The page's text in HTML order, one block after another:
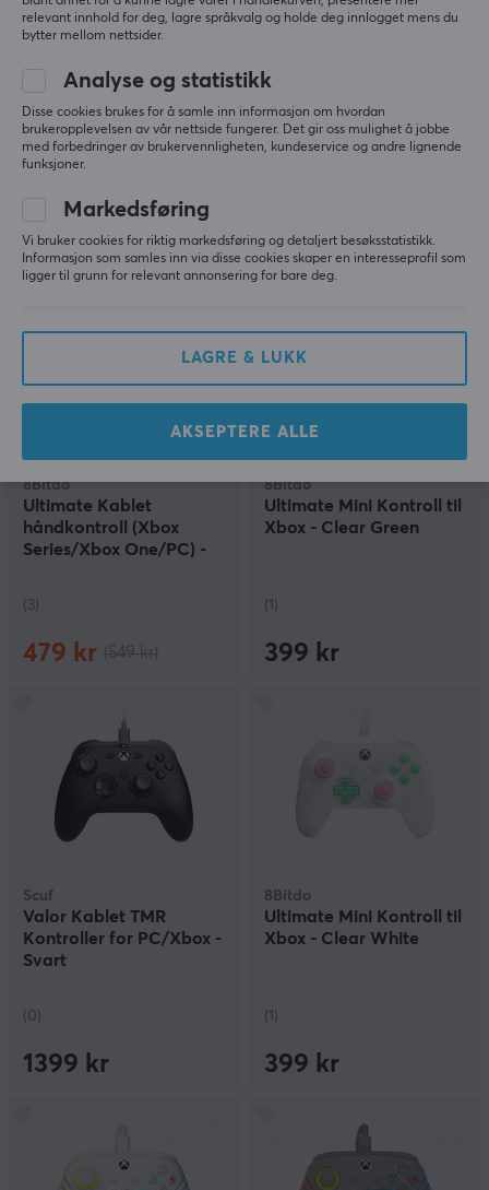
Turtle Beach
Victrix Pro BFG
Reloaded Håndkontroll -
Svart (PC/Xbox)
1899 kr (2290 kr)
GameSir
Kontroll - Vibrant
Orange [Hall Effect]
599 kr
8Bitdo
Ultimate Kablet
håndkontroll (Xbox
Series/Xbox One/PC) -
(3)
479 kr
8Bitdo
Ultimate Mini Kontroll til
Xbox - Clear Green
(1)
399 kr
Scuf
Valor Kablet TMR
Kontroller for PC/Xbox -
Svart
(0)
1399 kr
8Bitdo
Ultimate Mini Kontroll til
Xbox - Clear White
(1)
399 kr
relevant innhold for deg, lagre språkvalg og holde deg innlogget mens du
bytter mellom nettsider.
Analyse og statistikk
Disse cookies brukes for å samle inn informasjon om hvordan
brukeropplevelsen av vår nettside fungerer. Det gir oss mulighet å jobbe
med forbedringer av brukervennligheten, kundeservice og andre lignende
funksjoner.
Markedsføring
Vi bruker cookies for riktig markedsføring og detaljert besøksstatistikk.
Informasjon som samles inn via disse cookies skaper en interesseprofil som
ligger til grunn for relevant annonsering for bare deg.
LAGRE & LUKK
AKSEPTERE ALLE